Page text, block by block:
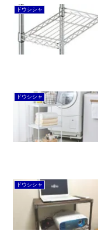
ドウシシャ
ドウシシャ
ドウシシャ